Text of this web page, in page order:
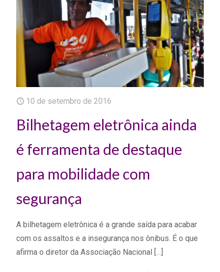
10 de setembro de 2016
Bilhetagem eletrônica ainda
é ferramenta de destaque
para mobilidade com
segurança
A bilhetagem eletrônica é a grande saída para acabar
com os assaltos e a insegurança nos ônibus. É o que
afirma o diretor da Associação Nacional
[…]